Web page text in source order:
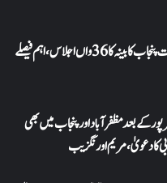
مریم نواز کی زیر صدارت پنجاب کابینہ کا 36واں اجلاس،اہم فیصلے
کے بعد مظفرآباد اور پنجاب میں بھی
کا دعویٰ، مریم اورنگزیب